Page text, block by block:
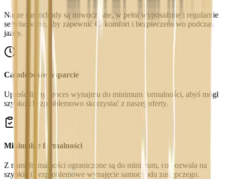
Nasze samochody są nowoczesne, w pełni wyposażone i regularnie
serwisowane, aby zapewnić Ci komfort i bezpieczeństwo podczas
jazdy.
Całodobowe wsparcie
Uprościliśmy proces wynajmu do minimum formalności, abyś mógł
szybko i bezproblemowo skorzystać z naszej oferty.
Minimalne formalności
Z nami formalności ograniczone są do minimum, co pozwala na
szybkie i bezproblemowe wynajęcie samochodu zastępczego.